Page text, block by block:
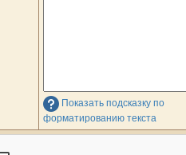
Показать подсказку по
форматированию текста